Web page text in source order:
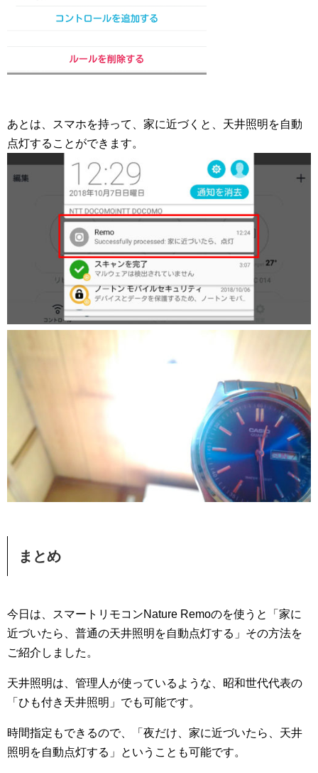
あとは、スマホを持って、家に近づくと、天井照明を自動
点灯することができます。
まとめ
今日は、スマートリモコンNature Remoのを使うと「家に
近づいたら、普通の天井照明を自動点灯する」その方法を
ご紹介しました。
天井照明は、管理人が使っているような、昭和世代代表の
「ひも付き天井照明」でも可能です。
時間指定もできるので、「夜だけ、家に近づいたら、天井
照明を自動点灯する」ということも可能です。